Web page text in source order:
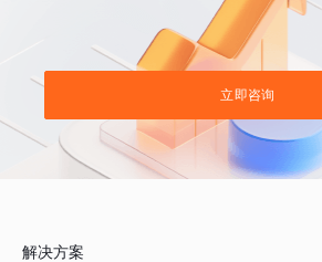
立即咨询
解决方案